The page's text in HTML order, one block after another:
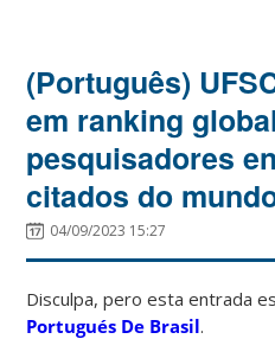
(Português)
em ranking
pesquisadores
citados do
04/09/2023 15:27
Disculpa, pero esta entrada
Portugués De Brasil.